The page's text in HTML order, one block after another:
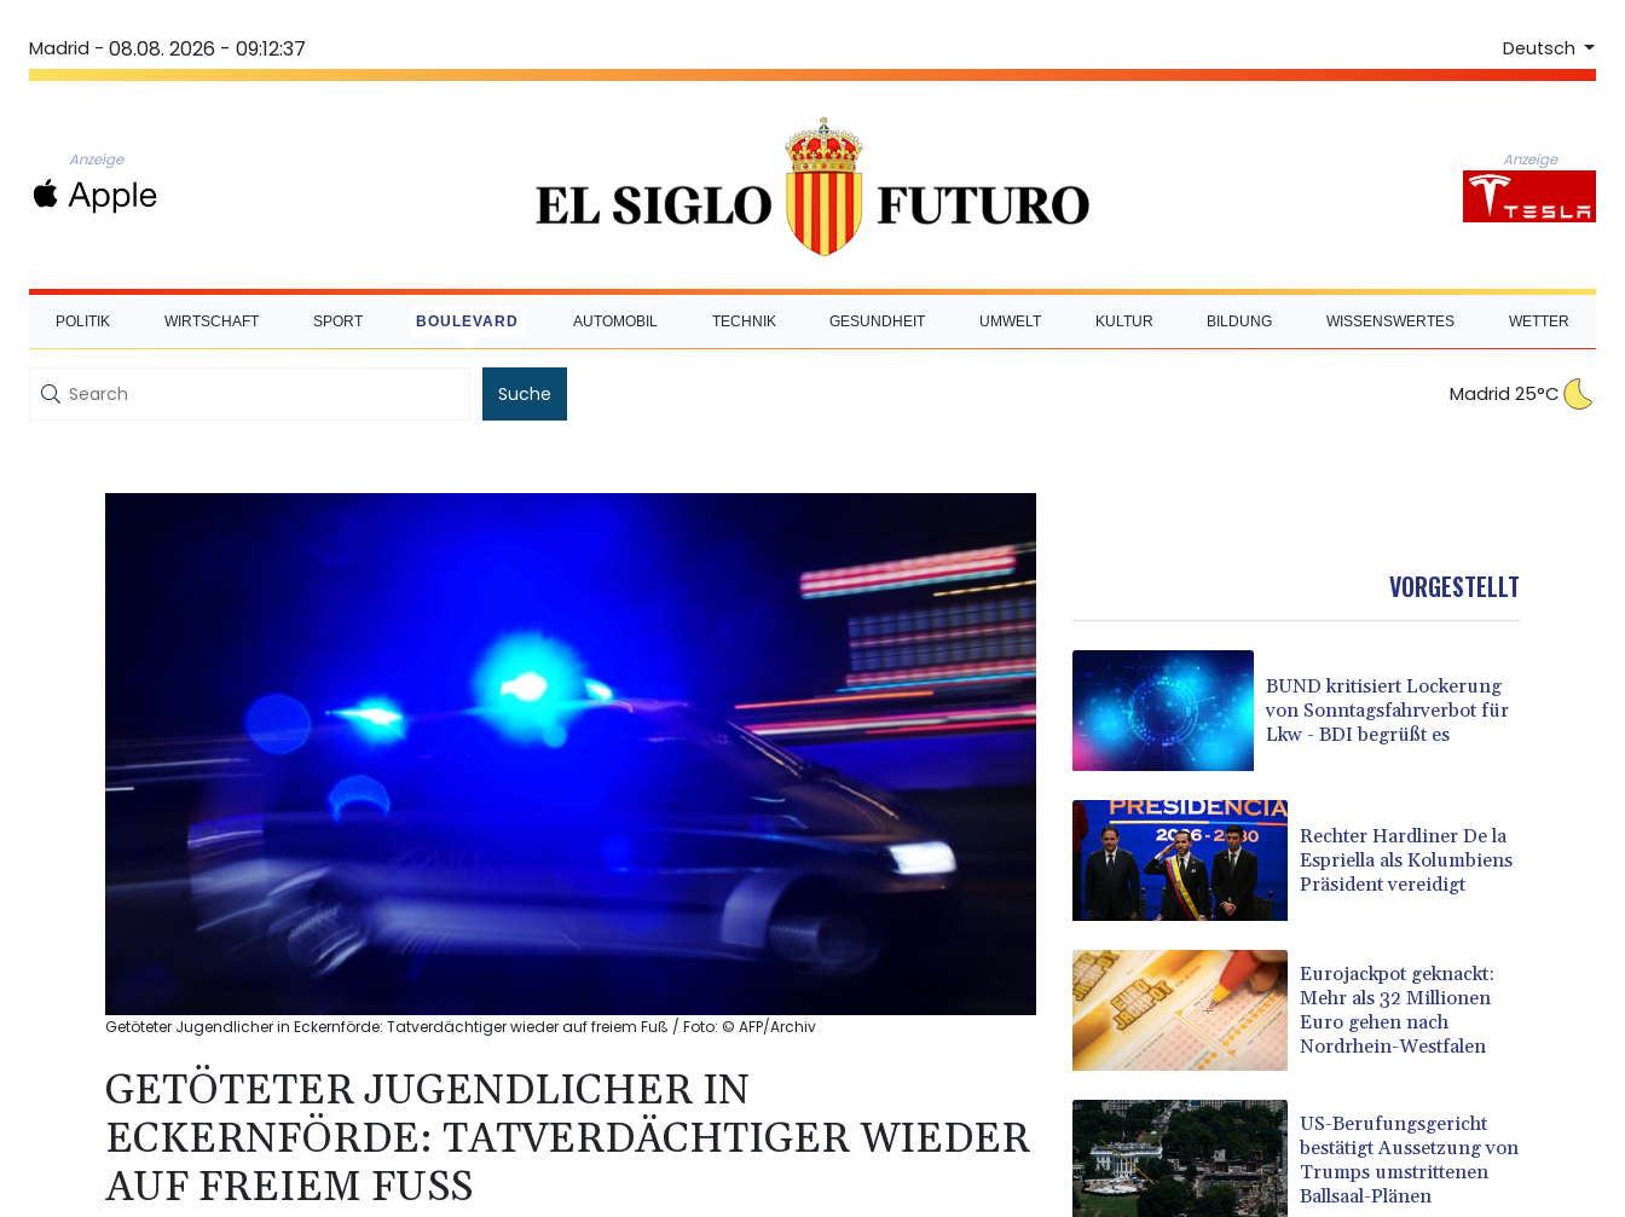
Madrid - 08.08. 2026 - 09:12:38 Deutsch
Anzeige Anzeige
POLITIK WIRTSCHAFT SPORT BOULEVARD AUTOMOBIL TECHNIK GESUNDHEIT UMWELT KULTUR BILDUNG WISSENSWERTES WETTER
Suche Madrid 25°C
Getöteter Jugendlicher in Eckernförde: Tatverdächtiger wieder auf freiem Fuß / Foto: © AFP/Archiv
GETÖTETER JUGENDLICHER IN
ECKERNFÖRDE: TATVERDÄCHTIGER WIEDER
AUF FREIEM FUSS
VORGESTELLT
BUND kritisiert Lockerung
von Sonntagsfahrverbot für
Lkw - BDI begrüßt es
Rechter Hardliner De la
Espriella als Kolumbiens
Präsident vereidigt
Eurojackpot geknackt:
Mehr als 32 Millionen
Euro gehen nach
Nordrhein-Westfalen
US-Berufungsgericht
bestätigt Aussetzung von
Trumps umstrittenen
Ballsaal-Plänen